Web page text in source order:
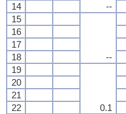
--
14
15
--
16
17
18
19
0.1
20
21
22